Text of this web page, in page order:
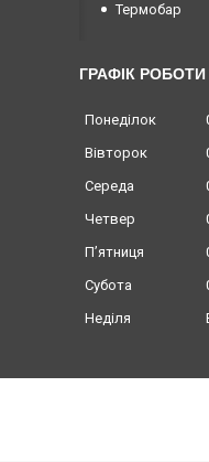
Термобар
ГРАФІК РОБОТИ
Понеділок
Вівторок
Середа
Четвер
Пʼятниця
Субота
Неділя